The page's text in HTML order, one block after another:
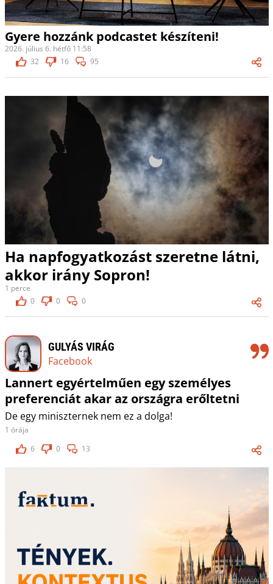
Gyere hozzánk podcastet készíteni!
2026. július 6. hétfő 11:58
32
16 95
Ha napfogyatkozást szeretne látni,
akkor irány Sopron!
1 perce
0
0 0
GULYÁS VIRÁG
Facebook
Lannert egyértelműen egy személyes
preferenciát akar az országra erőltetni
De egy miniszternek nem ez a dolga!
1 órája
6
0 13